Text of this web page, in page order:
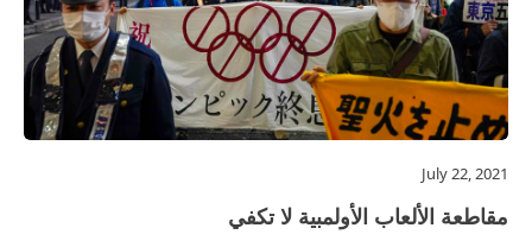
July 22, 2021
مقاطعة الألعاب الأولمبية لا تكفي